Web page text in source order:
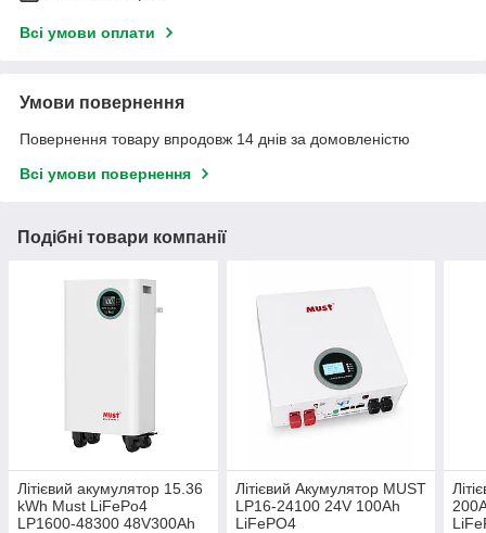
Всі умови оплати
Умови повернення
Повернення товару впродовж 14 днів за домовленістю
Всі умови повернення
Подібні товари компанії
Літієвий акумулятор 15.36
kWh Must LiFePo4
LP1600-48300 48V300Ah
Літієвий Акумулятор MUST
LP16-24100 24V 100Ah
LiFePO4